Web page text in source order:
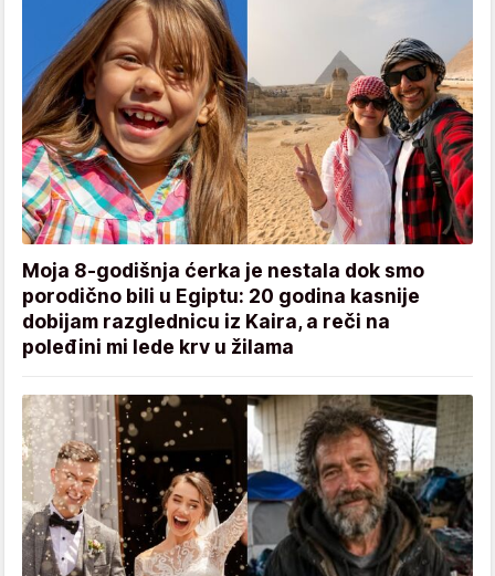
Moja 8-godišnja ćerka je nestala dok smo
porodično bili u Egiptu: 20 godina kasnije
dobijam razglednicu iz Kaira, a reči na
poleđini mi lede krv u žilama